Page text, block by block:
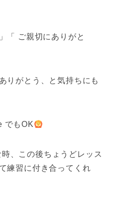
「 ご親切にありがと
りがとう、と気持ちにも
でもOK
、この後ちょうどレッス
練習に付き合ってくれ